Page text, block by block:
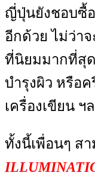
ญี่ปุ่นยังชอบซื้
อีกด้วย ไม่ว่า
ที่นิยมมากที่สุ
บำรุงผิว หรือ
เครื่องเขียน ฯ
ทั้งนี้เพื่อนๆ ส